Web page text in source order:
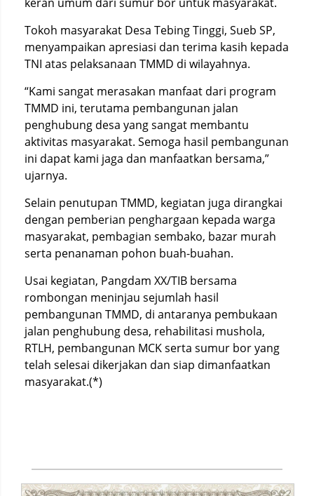
Tokoh masyarakat Desa Tebing Tinggi, Sueb SP,
menyampaikan apresiasi dan terima kasih kepada
TNI atas pelaksanaan TMMD di wilayahnya.
“Kami sangat merasakan manfaat dari program
TMMD ini, terutama pembangunan jalan
penghubung desa yang sangat membantu
aktivitas masyarakat. Semoga hasil pembangunan
ini dapat kami jaga dan manfaatkan bersama,”
ujarnya.
Selain penutupan TMMD, kegiatan juga dirangkai
dengan pemberian penghargaan kepada warga
masyarakat, pembagian sembako, bazar murah
serta penanaman pohon buah-buahan.
Usai kegiatan, Pangdam XX/TIB bersama
rombongan meninjau sejumlah hasil
pembangunan TMMD, di antaranya pembukaan
jalan penghubung desa, rehabilitasi mushola,
RTLH, pembangunan MCK serta sumur bor yang
telah selesai dikerjakan dan siap dimanfaatkan
masyarakat.(*)